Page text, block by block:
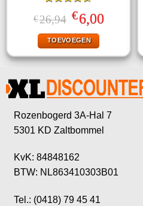
Gewaardeerd
4.50uit 5
€26,94 Oorspronkelijke
prijs
was:
€26,94.
€6,00Huidige
prijs
TOEVOEGEN
Rozenbogerd 3A-Hal 7
5301 KD Zaltbommel
KvK: 84848162
BTW: NL863410303B01
Tel.: (0418) 79 45 41